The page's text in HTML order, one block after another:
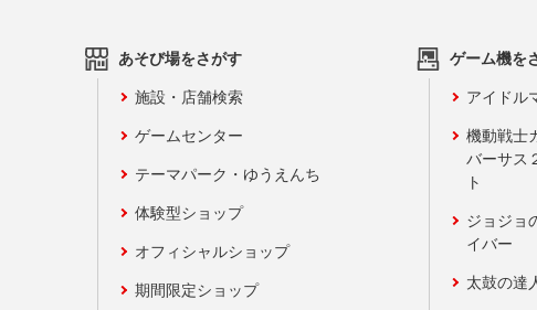
あそび場をさがす
施設・店舗検索
ゲームセンター
テーマパーク・ゆうえんち
体験型ショップ
オフィシャルショップ
期間限定ショップ
ゲーム機を
アイドル
機動戦士
バーサス
ト
ジョジョ
イバー
太鼓の達